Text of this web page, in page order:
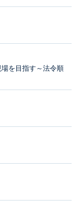
場を目指す～法令順